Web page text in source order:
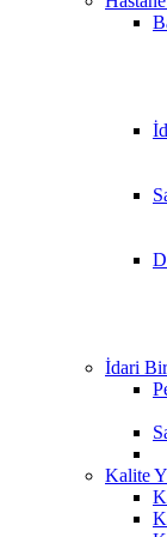
İdari
Kalite